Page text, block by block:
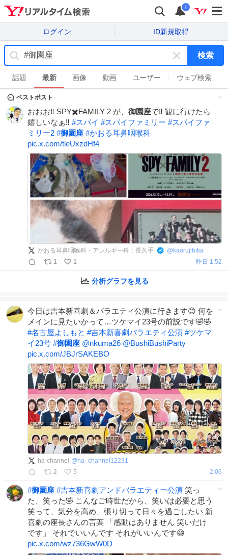
i
ログイン ID新規取得
キ
ー
ワ
ド
を
検索
話題 最新 画像 動画 ユーザー ウェブ検索
ベストポスト
おおお‼️ SPY✖️FAMILY 2 が、 御園座で‼️ 観に行けたら
嬉しいなぁ‼️ #スパイ #スパイファミリー #スパイファ
ミリー2 #御園座 #かおる耳鼻咽喉科
pic.x.com/tleUxzdHf4
かおる耳鼻咽喉科・アレルギー科：長久手 @ kaorujibika
1
1 昨日 1:52
分析グラフを見る
今日は吉本新喜劇＆バラエティ公演に行きます😊 何を
メインに見たいかって…ツケマイ23号の前説です🤣🤣
#名古屋よしもと #吉本新喜劇バラエティ公演 #ツケマ
イ23号 #御園座 @nkuma26 @BushiBushiParty
pic.x.com/JBJrSAKEBO
ha-channel @ ha_channel12231
2
5 2:06
#御園座 #吉本新喜劇アンドバラエティー公演 笑っ
た、笑った🤣 こんなご時世だから、笑いは必要と思う
笑って、気分を高め、張り切って日々を過ごしたい 新
喜劇の座長さんの言葉 「感動はありません 笑いだけ
です」 それでいいんです それがいいんです😄
pic.x.com/wz736GwW0D